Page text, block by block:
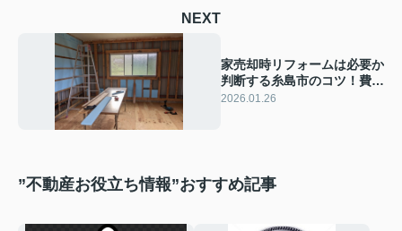
NEXT
家売却時リフォームは必要か
判断する糸島市のコツ！費用
対効果や見極め方も紹介
2026.01.26
”不動産お役立ち情報”おすすめ記事